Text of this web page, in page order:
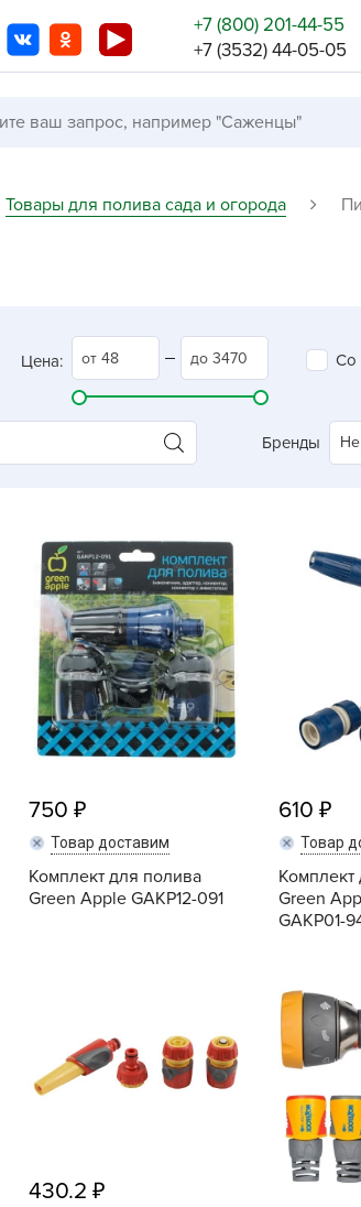
+7 (800) 201-44-55
+7 (3532) 44-05-05
Бренды
Товары для полива сада и огорода
Цена: Со
Бренды
750
Товар доставим
Комплект для полива
Green Apple GAКP12-091
610
Товар
Комплект
Green
GAKP01-
430.2